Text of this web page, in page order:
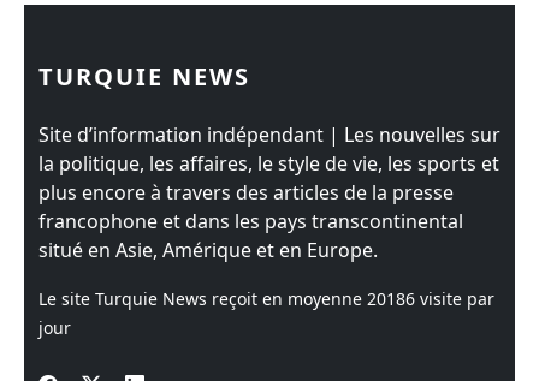
TURQUIE NEWS
Site d’information indépendant | Les nouvelles sur
la politique, les affaires, le style de vie, les sports et
plus encore à travers des articles de la presse
francophone et dans les pays transcontinental
situé en Asie, Amérique et en Europe.
Le site Turquie News reçoit en moyenne 20186 visite par
jour